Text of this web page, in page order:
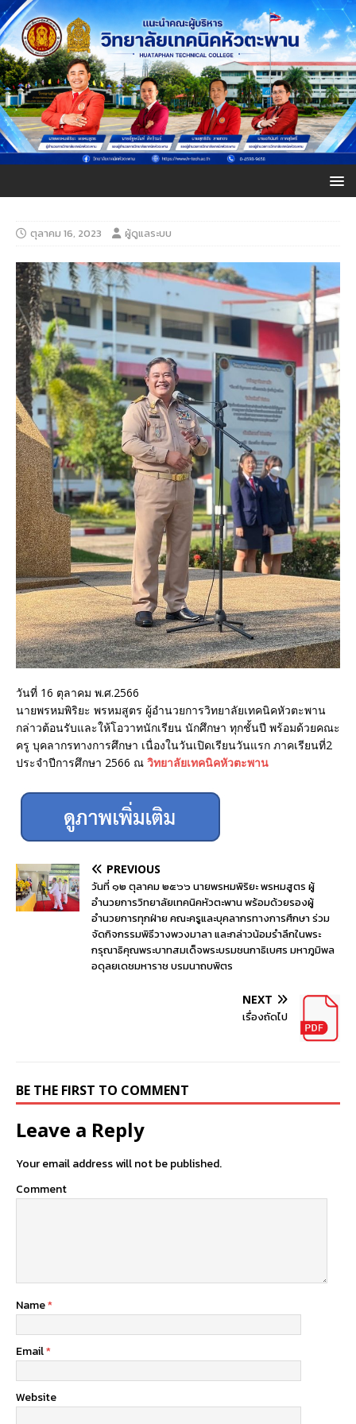
ตุลาคม 16, 2023 ผู้ดูแลระบบ
วันที่ 16 ตุลาคม พ.ศ.2566
นายพรหมพิริยะ พรหมสูตร ผู้อำนวยการวิทยาลัยเทคนิคหัวตะพาน
กล่าวต้อนรับและให้โอวาทนักเรียน นักศึกษา ทุกชั้นปี พร้อมด้วยคณะ
ครู บุคลากรทางการศึกษา เนื่องในวันเปิดเรียนวันแรก ภาคเรียนที่2
ประจำปีการศึกษา 2566 ณ วิทยาลัยเทคนิคหัวตะพาน
PREVIOUS
วันที่ ๑๒ ตุลาคม ๒๕๖๖ นายพรหมพิริยะ พรหมสูตร ผู้
อำนวยการวิทยาลัยเทคนิคหัวตะพาน พร้อมด้วยรองผู้
อำนวยการทุกฝ่าย คณะครูและบุคลากรทางการศึกษา ร่วม
จัดกิจกรรมพิธีวางพวงมาลา และกล่าวน้อมรำลึกในพระ
กรุณาธิคุณพระบาทสมเด็จพระบรมชนกาธิเบศร มหาภูมิพล
อดุลยเดชมหาราช บรมนาถบพิตร
NEXT
เรื่องถัดไป
BE THE FIRST TO COMMENT
Leave a Reply
Your email address will not be published.
Comment
Name*
Email*
Website